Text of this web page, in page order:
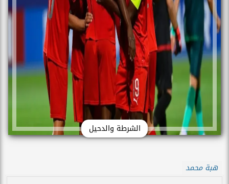
الشرطة والدحيل
هبة محمد